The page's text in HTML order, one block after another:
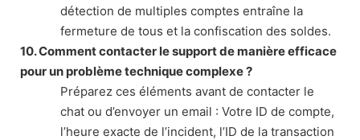
détection de multiples comptes entraîne la
fermeture de tous et la confiscation des soldes.
10. Comment contacter le support de manière efficace
pour un problème technique complexe ?
Préparez ces éléments avant de contacter le
chat ou d’envoyer un email : Votre ID de compte,
l’heure exacte de l’incident, l’ID de la transaction